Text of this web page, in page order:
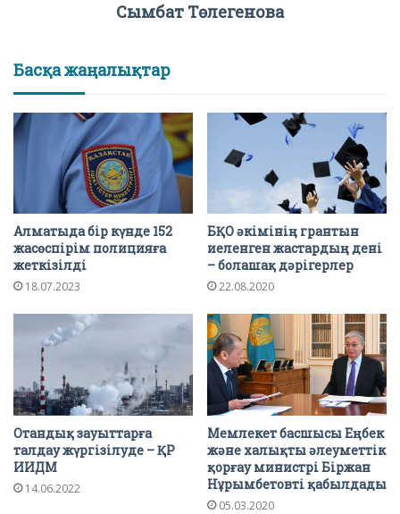
Сымбат Төлегенова
Басқа жаңалықтар
Алматыда бір күнде 152
жасөспірім полицияға
жеткізілді
18.07.2023
БҚО әкімінің грантын
иеленген жастардың дені
– болашақ дәрігерлер
22.08.2020
Отандық зауыттарға
талдау жүргізілуде – ҚР
ИИДМ
14.06.2022
Мемлекет басшысы Еңбек
және халықты әлеуметтік
қорғау министрі Біржан
Нұрымбетовті қабылдады
05.03.2020